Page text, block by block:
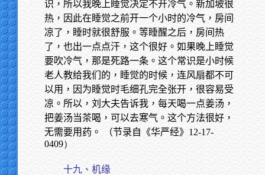
识，所以我晚上睡觉决定不开冷气。新加坡很
热，因此在睡觉之前开一个小时的冷气，房间
凉了，睡时就很舒服。等睡醒之后，房间热
了，也出一点点汗，这个很好。如果晚上睡觉
要吹冷气，那是死路一条。这个常识是小时候
老人教给我们的，睡觉的时候，连风扇都不可
以用，因为睡觉时毛细孔完全张开，很容易受
凉。所以，刘大夫告诉我，每天喝一点姜汤，
把姜汤当茶喝，可以去寒气。这个方法很好，
无需要用药。 （节录自《华严经》 12-17-
0409）
十九、机缘